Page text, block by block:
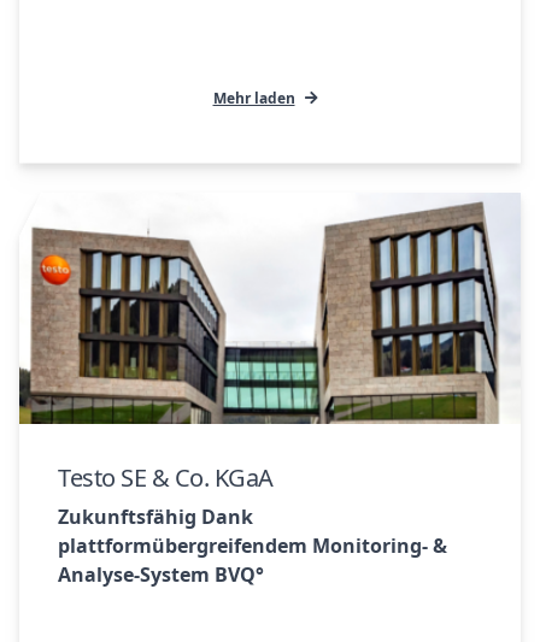
Mehr laden
Testo SE & Co. KGaA
Zukunftsfähig Dank
plattformübergreifendem Monitoring- &
Analyse-System BVQ°